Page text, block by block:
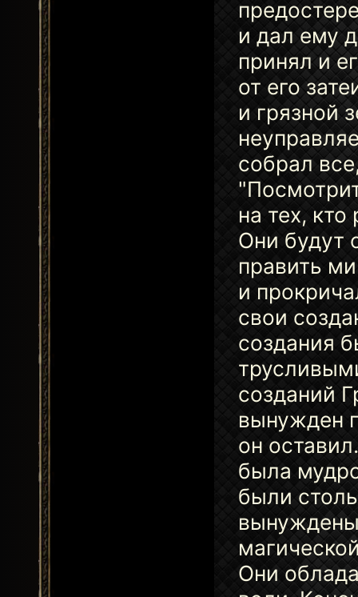
и дал ему
принял и
от его
и грязной
собрал
на тех,
Они будут
править
и
свои
создания
созданий
вынужден
он
была
были
Они